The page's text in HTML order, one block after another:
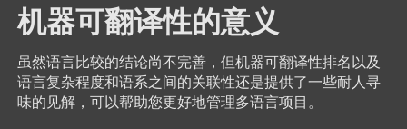
机器可翻译性的意义
虽然语言比较的结论尚不完善，但机器可翻译性排名以及
语言复杂程度和语系之间的关联性还是提供了一些耐人寻
味的见解，可以帮助您更好地管理多语言项目。